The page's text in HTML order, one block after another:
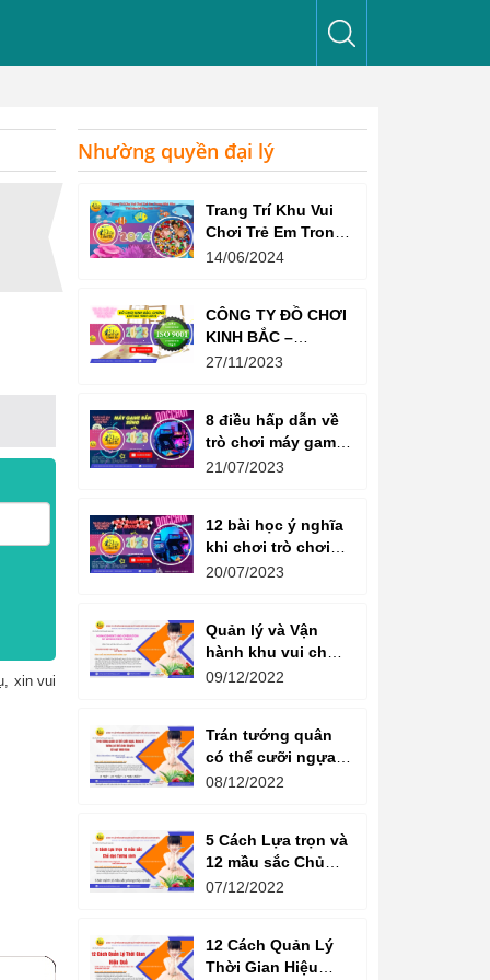
xin vui
Nhường quyền đại lý
Trang Trí Khu Vui
Chơi Trẻ Em Trong
Nhà Như Thế Nào
14/06/2024
CÔNG TY ĐỒ CHƠI
KINH BẮC –
CHỨNG CHỈ ISO
27/11/2023
8 điều hấp dẫn về
trò chơi máy game
bắn súng
21/07/2023
12 bài học ý nghĩa
khi chơi trò chơi
máy game đua xe
20/07/2023
Quản lý và Vận
hành khu vui chơi
giải trí -
amusement parks
09/12/2022
Trán tướng quân
có thể cưỡi ngựa,
Bụng tể tướng có
08/12/2022
5 Cách Lựa trọn và
12 mầu sắc Chủ
đạo Tương sinh
năng lượng
07/12/2022
12 Cách Quản Lý
Thời Gian Hiệu